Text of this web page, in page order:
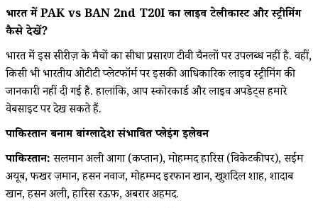
भारत में PAK vs BAN 2nd T20I का लाइव टेलीकास्ट और स्ट्रीमिंग
कैसे देखें?
भारत में इस सीरीज़ के मैचों का सीधा प्रसारण टीवी चैनलों पर उपलब्ध नहीं है. वहीं,
किसी भी भारतीय ओटीटी प्लेटफॉर्म पर इसकी आधिकारिक लाइव स्ट्रीमिंग की
जानकारी नहीं दी गई है. हालांकि, आप स्कोरकार्ड और लाइव अपडेट्स हमारे
वेबसाइट पर देख सकते हैं.
पाकिस्तान बनाम बांग्लादेश संभावित प्लेइंग इलेवन
पाकिस्तान:सलमान अली आगा (कप्तान), मोहम्मद हारिस (विकेटकीपर), सईम
अयूब, फखर ज़मान, हसन नवाज, मोहम्मद इरफान खान, खुशदिल शाह, शादाब
खान, हसन अली, हारिस रऊफ, अबरार अहमद.